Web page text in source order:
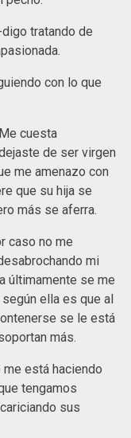
tratando de
con lo que
cuesta
de ser virgen
me amenazo con
que su hija se
más se aferra.
caso no me
mi
últimamente se me
ella es que al
se le está
más.
está haciendo
tengamos
sus